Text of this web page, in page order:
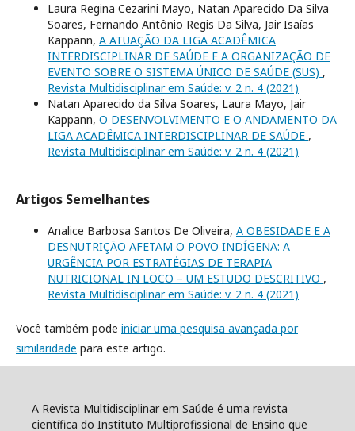
Laura Regina Cezarini Mayo, Natan Aparecido Da Silva
Soares, Fernando Antônio Regis Da Silva, Jair Isaías
Kappann, A ATUAÇÃO DA LIGA ACADÊMICA
INTERDISCIPLINAR DE SAÚDE E A ORGANIZAÇÃO DE
EVENTO SOBRE O SISTEMA ÚNICO DE SAÚDE (SUS) ,
Revista Multidisciplinar em Saúde: v. 2 n. 4 (2021)
Natan Aparecido da Silva Soares, Laura Mayo, Jair
Kappann, O DESENVOLVIMENTO E O ANDAMENTO DA
LIGA ACADÊMICA INTERDISCIPLINAR DE SAÚDE ,
Revista Multidisciplinar em Saúde: v. 2 n. 4 (2021)
Artigos Semelhantes
Analice Barbosa Santos De Oliveira, A OBESIDADE E A
DESNUTRIÇÃO AFETAM O POVO INDÍGENA: A
URGÊNCIA POR ESTRATÉGIAS DE TERAPIA
NUTRICIONAL IN LOCO – UM ESTUDO DESCRITIVO ,
Revista Multidisciplinar em Saúde: v. 2 n. 4 (2021)
Você também pode iniciar uma pesquisa avançada por
similaridade para este artigo.
A Revista Multidisciplinar em Saúde é uma revista
científica do Instituto Multiprofissional de Ensino que